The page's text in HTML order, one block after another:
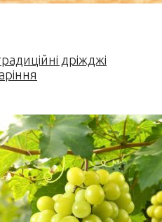
дріжджі